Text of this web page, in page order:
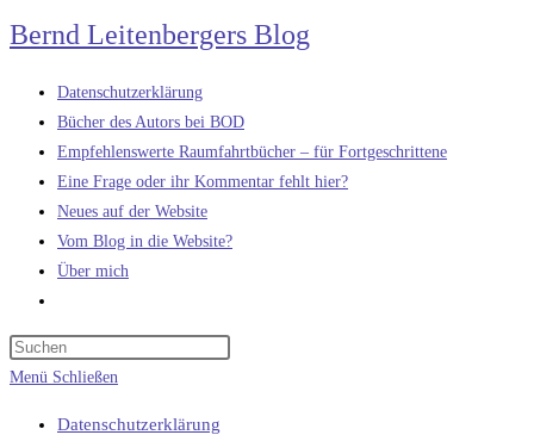
Zum
Inhalt
springen
Bernd Leitenbergers Blog
Datenschutzerklärung
Bücher des Autors bei BOD
Empfehlenswerte Raumfahrtbücher – für Fortgeschrittene
Eine Frage oder ihr Kommentar fehlt hier?
Neues auf der Website
Vom Blog in die Website?
Über mich
umschalten
Menü Schließen
Datenschutzerklärung